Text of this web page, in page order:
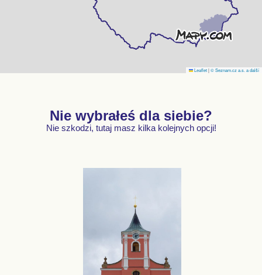
Leaflet|© Seznam.cz a.s. a další
Nie wybrałeś dla siebie?
Nie szkodzi, tutaj masz kilka kolejnych opcji!